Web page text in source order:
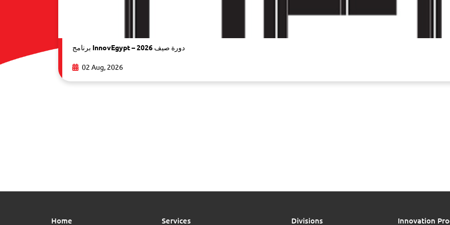
برنامج InnovEgypt – دورة صيف 2026
02 Aug, 2026
Home Services Divisions Innovation